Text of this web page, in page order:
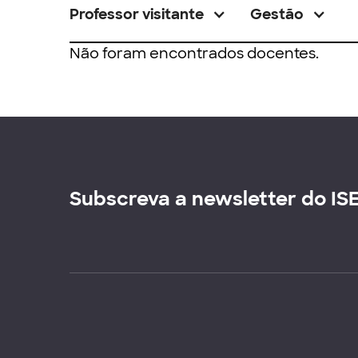
Professor visitante Gestão
Não foram encontrados docentes.
Subscreva a newsletter do